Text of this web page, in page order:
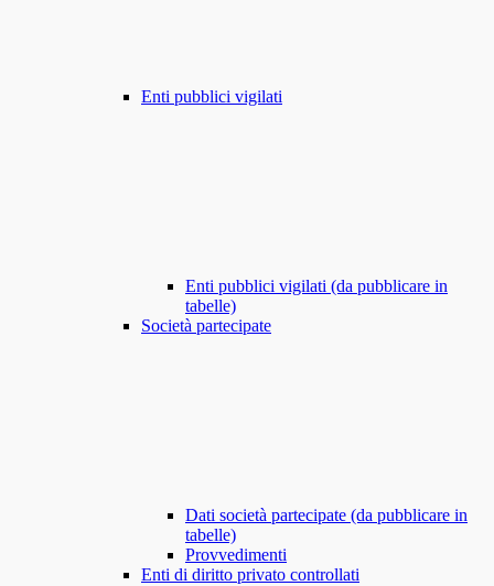
Enti pubblici vigilati
Enti pubblici vigilati (da pubblicare in
tabelle)
Società partecipate
Dati società partecipate (da pubblicare in
tabelle)
Provvedimenti
Enti di diritto privato controllati